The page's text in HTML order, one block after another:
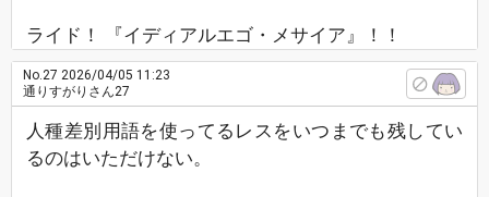
ライド！ 『イディアルエゴ・メサイア』！！
No.27 2026/04/05 11:23
通りすがりさん27
人種差別用語を使ってるレスをいつまでも残してい
るのはいただけない。